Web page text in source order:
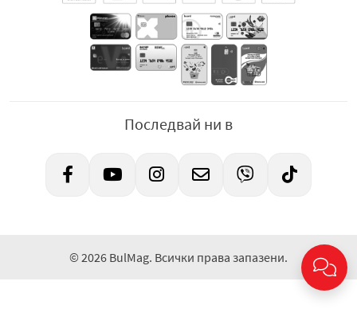
Последвай ни в
© 2026 BulMag. Всички права запазени.